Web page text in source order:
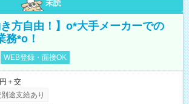
未読
方自由！】o*大手メーカーでの
務*o！
WEB登録・面接OK
＋交
途支給あり